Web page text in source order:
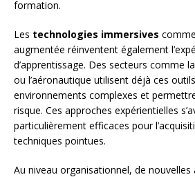
formation.
Les technologies immersives
augmentée réinventent également
d’apprentissage. Des secteurs comme
ou l’aéronautique utilisent déjà ces
environnements complexes et
risque. Ces approches expérientielles
particulièrement efficaces pour
techniques pointues.
Au niveau organisationnel, de